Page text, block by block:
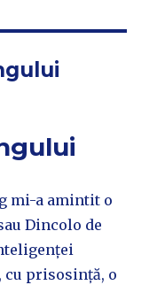
mi-a amintit o
Dincolo de
prisosință, o